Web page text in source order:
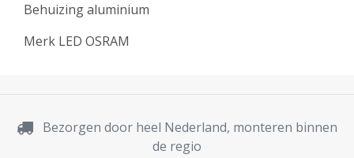
Behuizing aluminium
Merk LED OSRAM
Bezorgen door heel Nederland, monteren binnen
de regio